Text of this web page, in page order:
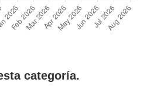
categoría.